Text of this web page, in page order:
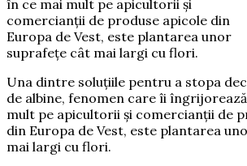
în ce mai mult pe apicultorii şi
comercianţii de produse apicole din
Europa de Vest, este plantarea unor
suprafeţe cât mai largi cu flori.
Una dintre soluţiile pentru a stopa
de albine, fenomen care îi
mult pe apicultorii şi comercianţii de
din Europa de Vest, este plantarea
mai largi cu flori.